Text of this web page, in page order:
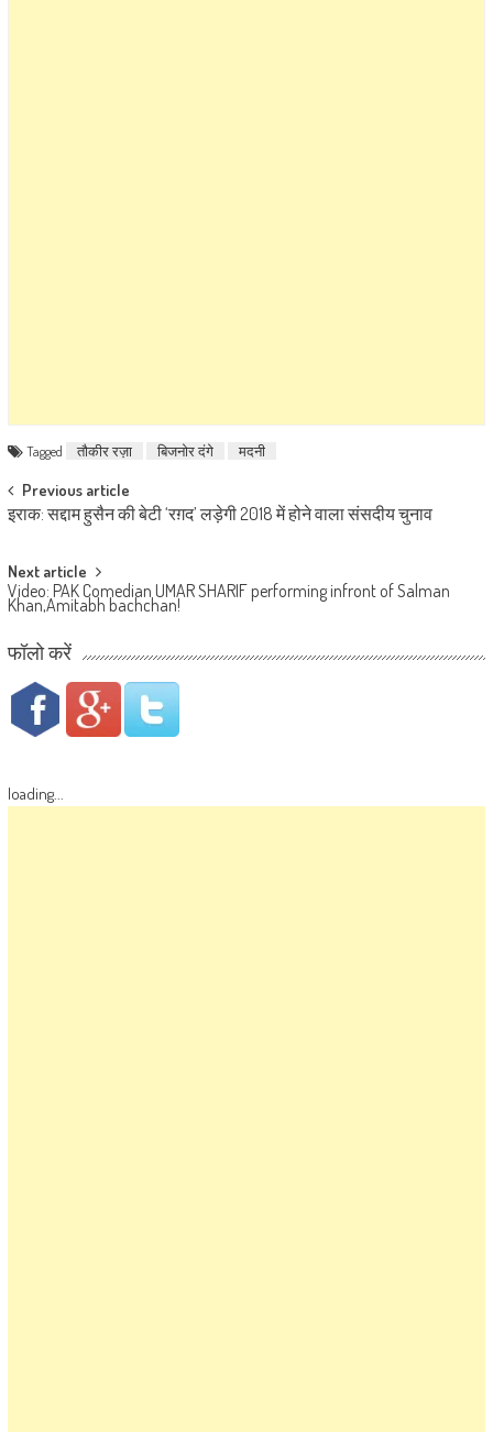
Tagged तौकीर रज़ा बिजनोर दंगे मदनी
Post navigation
Previous article
इराक: सद्दाम हुसैन की बेटी ‘रग़द’ लड़ेगी 2018 में होने वाला संसदीय चुनाव
Next article
Video: PAK Comedian UMAR SHARIF performing infront of Salman
Khan,Amitabh bachchan!
फॉलो करें
loading...